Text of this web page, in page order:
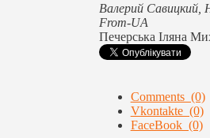
Валерий Савицкий,
From-UA
Печерська Іляна
Comments (0)
Vkontakte (0)
FaceBook (0)